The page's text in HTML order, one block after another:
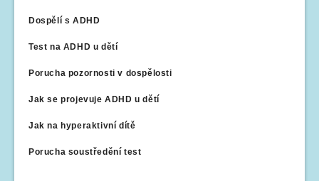
Dospělí s ADHD
Test na ADHD u dětí
Porucha pozornosti v dospělosti
Jak se projevuje ADHD u dětí
Jak na hyperaktivní dítě
Porucha soustředění test